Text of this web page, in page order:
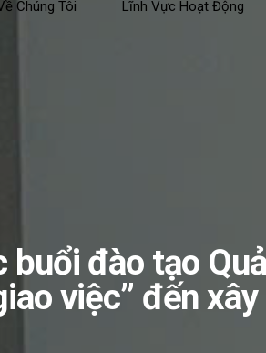
Chúng Tôi Lĩnh Vực Hoạt Động
buổi đào tạo
việc” đến